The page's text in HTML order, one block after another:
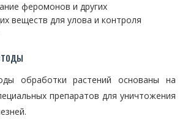
феромонов и других
веществ для улова и контроля
обработки растений основаны на
препаратов для уничтожения